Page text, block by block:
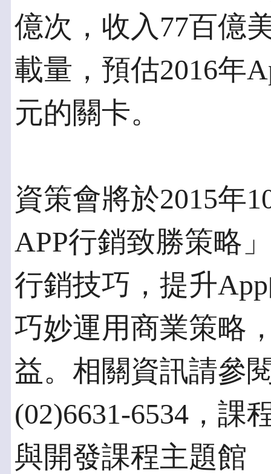
億次，收入77百億
載量，預估2016年
元的關卡。
資策會將於2015年
APP行銷致勝策略
行銷技巧，提升
巧妙運用商業策略
益。相關資訊請參
(02)6631-6534，課
與開發課程主題館